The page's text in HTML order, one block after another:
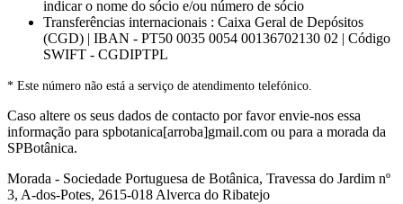
indicar o nome do sócio e/ou número de sócio
Transferências internacionais : Caixa Geral de Depósitos
(CGD) | IBAN - PT50 0035 0054 00136702130 02 | Código
SWIFT - CGDIPTPL
* Este número não está a serviço de atendimento telefónico.
Caso altere os seus dados de contacto por favor envie-nos essa
informação para spbotanica[arroba]gmail.com ou para a morada da
SPBotânica.
Morada - Sociedade Portuguesa de Botânica, Travessa do Jardim nº
3, A-dos-Potes, 2615-018 Alverca do Ribatejo